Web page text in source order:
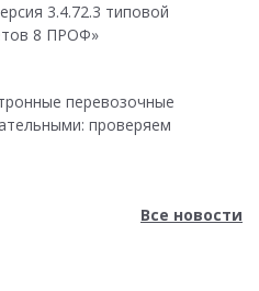
3.4.72.3 типовой
8 ПРОФ»
перевозочные
проверяем
Все новости